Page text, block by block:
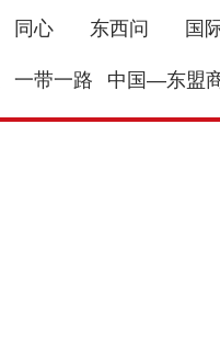
同心 东西问 国
一带一路 中国—东盟